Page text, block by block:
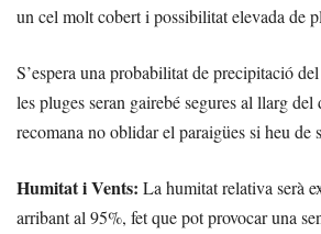
un cel molt cobert i possibilitat elevada de
S’espera una probabilitat de precipitació
les pluges seran gairebé segures al llarg del
recomana no oblidar el paraigües si heu de
Humitat i Vents: La humitat relativa serà
arribant al 95%, fet que pot provocar una